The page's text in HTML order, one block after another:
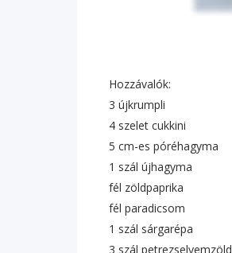
Hozzávalók:
3 újkrumpli
4 szelet cukkini
5 cm-es póréhagyma
1 szál újhagyma
fél zöldpaprika
fél paradicsom
1 szál sárgarépa
3 szál petrezselyemzöld